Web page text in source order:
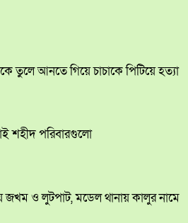
তুলে আনতে গিয়ে চাচাকে পিটিয়ে হত্যা
শহীদ পরিবারগুলো
জখম ও লুটপাট, মডেল থানায় কালুর নামে